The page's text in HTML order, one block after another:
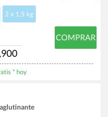
2 x 1.5 kg
COMPRAR
* hoy